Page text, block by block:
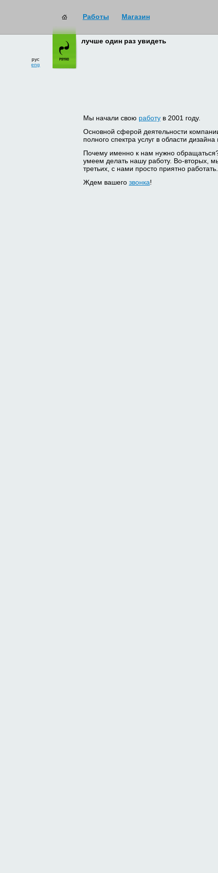
Работы Магазин
рус
eng
лучше один раз увидеть
Мы начали свою работув 2001 году.
Основной сферой деятельности
полного спектра услуг в области
Почему именно к нам нужно
умеем делать нашу работу. Во-вторых,
третьих, с нами просто приятно работать.
Ждем вашего звонка!